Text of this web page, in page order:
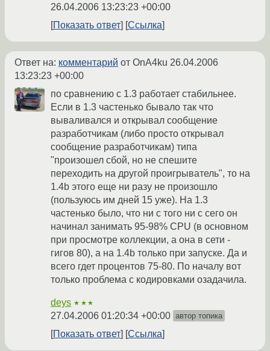
26.04.2006 13:23:23 +00:00
Показать ответ
Ссылка
Ответ на: комментарий от OnA4ku 26.04.2006
13:23:23 +00:00
по сравнению с 1.3 работает стабильнее.
Если в 1.3 частенько бывало так что
вываливался и открывал сообщение
разработчикам (либо просто открывал
сообщение разработчикам) типа
"произошел сбой, но не спешите
переходить на другой проигрыватель", то на
1.4b этого еще ни разу не произошло
(пользуюсь им дней 15 уже). На 1.3
частенько было, что ни с того ни с сего он
начинал занимать 95-98% CPU (в основном
при просмотре коллекции, а она в сети -
гигов 80), а на 1.4b только при запуске. Да и
всего гдет процентов 75-80. По началу вот
только проблема с кодировками озадачила.
deys ★★★
27.04.2006 01:20:34 +00:00 автор топика
Показать ответ Ссылка